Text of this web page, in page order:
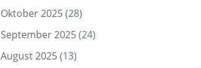
Oktober 2025(28)
September 2025(24)
August 2025(13)